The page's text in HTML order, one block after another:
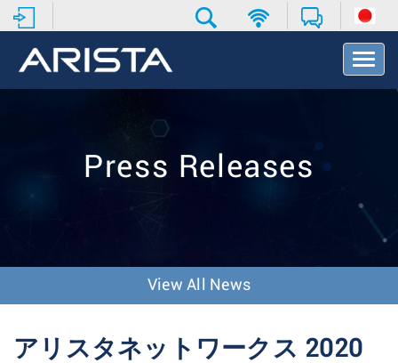
T
o
v
o
Press Releases
View All News
アリスタネットワークス 2020